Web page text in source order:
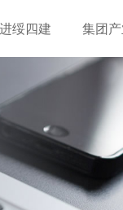
绥四建 集团